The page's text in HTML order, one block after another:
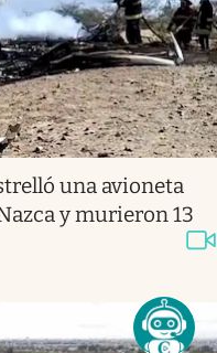
una avioneta
y murieron 13